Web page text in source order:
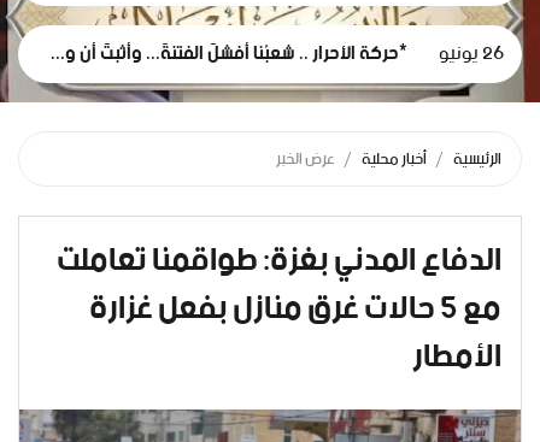
26 يونيو *حركة الأحرار .. شعبُنا أفشلَ الفتنةَ... وأثبتَ أن وعيَه أقوى من مؤامرات الاحتلال*
الرئيسية أخبار محلية عرض الخبر
الدفاع المدني بغزة: طواقمنا تعاملت
مع 5 حالات غرق منازل بفعل غزارة
الأمطار